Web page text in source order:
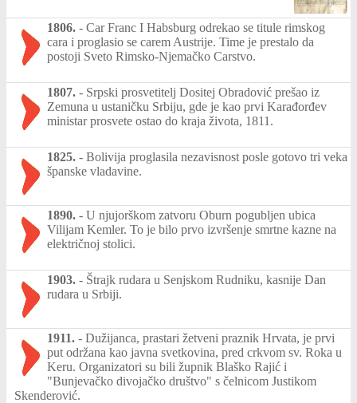
1806. - Car Franc I Habsburg odrekao se titule rimskog
cara i proglasio se carem Austrije. Time je prestalo da
postoji Sveto Rimsko-Njemačko Carstvo.
1807. - Srpski prosvetitelj Dositej Obradović prešao iz
Zemuna u ustaničku Srbiju, gde je kao prvi Karađorđev
ministar prosvete ostao do kraja života, 1811.
1825. - Bolivija proglasila nezavisnost posle gotovo tri veka
španske vladavine.
1890. - U njujorškom zatvoru Oburn pogubljen ubica
Vilijam Kemler. To je bilo prvo izvršenje smrtne kazne na
električnoj stolici.
1903. - Štrajk rudara u Senjskom Rudniku, kasnije Dan
rudara u Srbiji.
1911. - Dužijanca, prastari žetveni praznik Hrvata, je prvi
put održana kao javna svetkovina, pred crkvom sv. Roka u
Keru. Organizatori su bili župnik Blaško Rajić i
"Bunjevačko divojačko društvo" s čelnicom Justikom
Skenderović.